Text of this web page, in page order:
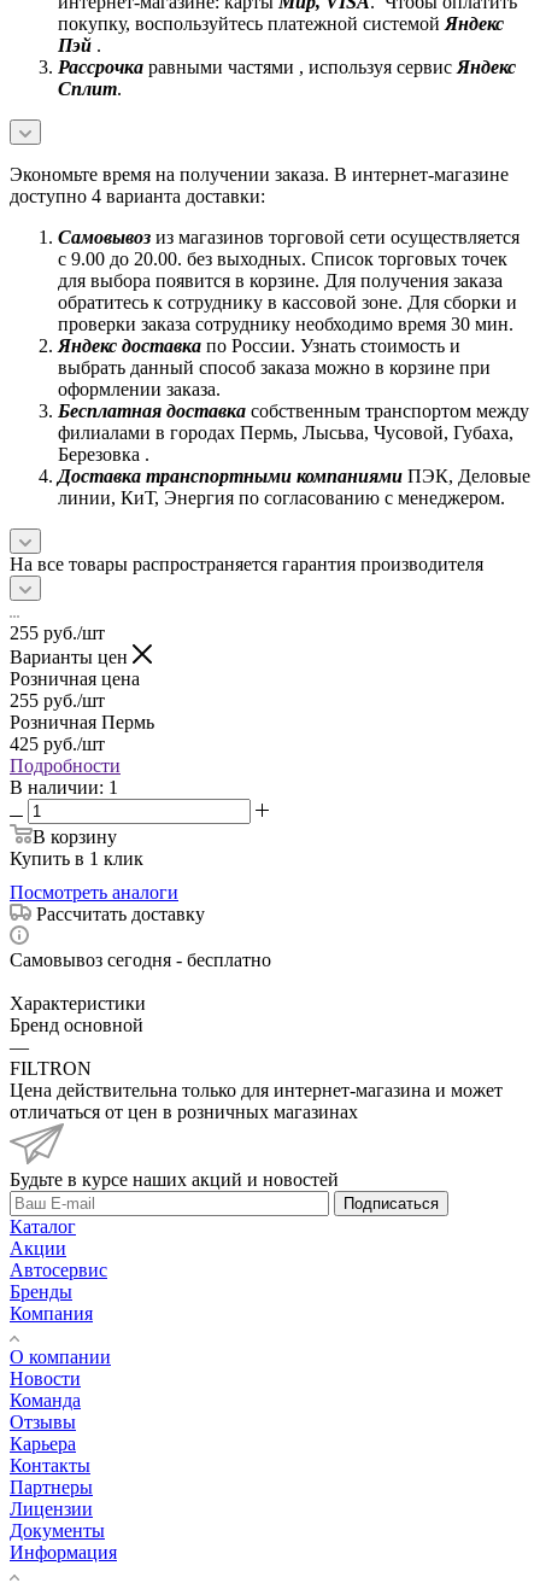
покупку, воспользуйтесь платежной системой Яндекс
Пэй .
Рассрочка равными частями , используя сервис Яндекс
Сплит.
Экономьте время на получении заказа. В интернет-магазине
доступно 4 варианта доставки:
Самовывоз из магазинов торговой сети осуществляется
с 9.00 до 20.00. без выходных. Список торговых точек
для выбора появится в корзине. Для получения заказа
обратитесь к сотруднику в кассовой зоне. Для сборки и
проверки заказа сотруднику необходимо время 30 мин.
Яндекс доставка по России. Узнать стоимость и
выбрать данный способ заказа можно в корзине при
оформлении заказа.
Бесплатная доставка собственным транспортом между
филиалами в городах Пермь, Лысьва, Чусовой, Губаха,
Березовка .
Доставка транспортными компаниями ПЭК, Деловые
линии, КиТ, Энергия по согласованию с менеджером.
На все товары распространяется гарантия производителя
255 руб./шт
Варианты цен
Розничная цена
255 руб./шт
Розничная Пермь
425 руб./шт
Подробности
В наличии: 1
В корзину
Купить в 1 клик
Посмотреть аналоги
Рассчитать доставку
Самовывоз сегодня - бесплатно
Характеристики
Бренд основной
—
FILTRON
Цена действительна только для интернет-магазина и может
отличаться от цен в розничных магазинах
Будьте в курсе наших акций и новостей
Подписаться
Каталог
Акции
Автосервис
Бренды
Компания
О компании
Новости
Команда
Отзывы
Карьера
Контакты
Партнеры
Лицензии
Документы
Информация